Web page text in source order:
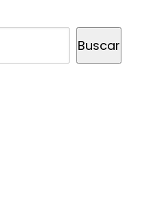
Buscar